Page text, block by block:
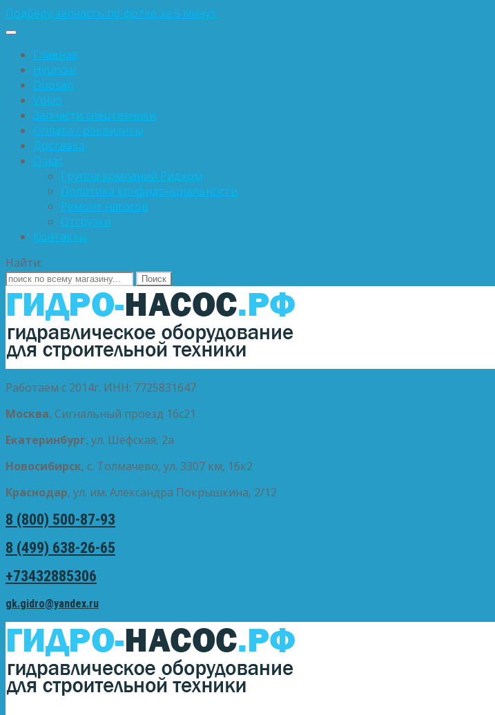
Подберу запчасть по фотке за 5 минут
Главная
Hyundai
Doosan
Volvo
Запчасти спецтехники
Оплата / реквизиты
Доставка
О нас
Группа компаний Ридком
Политика конфиденциальности
Ремонт насосов
Отгрузки
Контакты
Найти:
Работаем с 2014г. ИНН: 7725831647
Москва, Сигнальный проезд 16с21
Екатеринбург, ул. Шефская, 2а
Новосибирск, с. Толмачево, ул. 3307 км, 16к2
Краснодар, ул. им. Александра Покрышкина, 2/12
8 (800) 500-87-93
8 (499) 638-26-65
+73432885306
gk.gidro@yandex.ru